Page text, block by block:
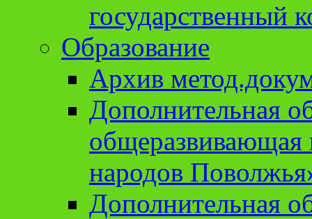
государственный
Образование
Архив
Дополнительная
народов
Дополнительная